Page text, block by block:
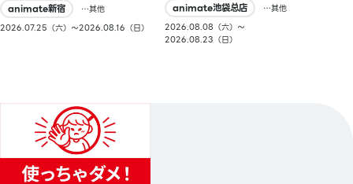
animate新宿
…其他
2026.07.25（六）〜2026.08.16（日）
animate池袋总店
…其他
2026.08.08（六）〜
2026.08.23（日）